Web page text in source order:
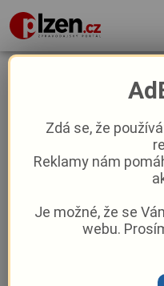
Původně
Růžička
Pardubice
Sport Aktuálně
Marie Osvaldová –22. 9.
Zdá se, že
Reklamy nám
Je možné, že se
webu.